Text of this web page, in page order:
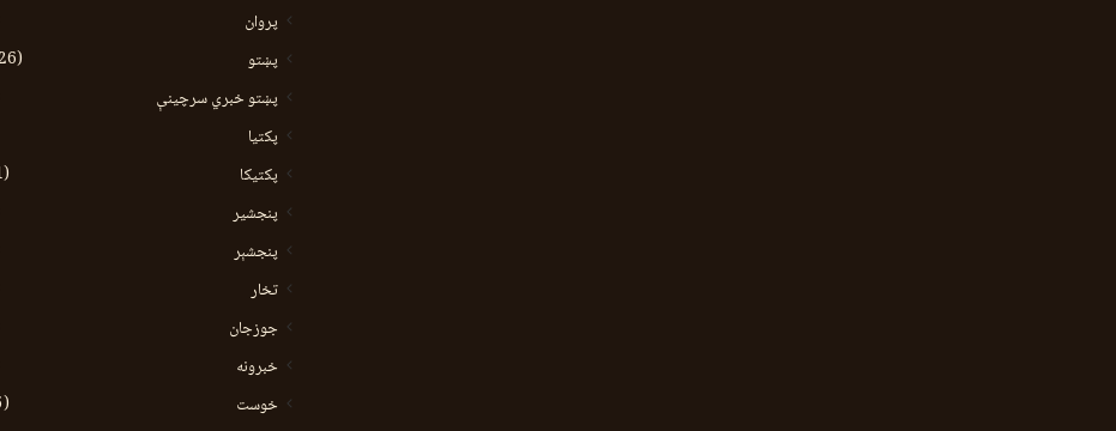
پروان
پښتو
(3،726)
پښتو خبري سرچينې
پکتيا
پکتیکا
(101)
پنجشیر
پنجشېر
تخار
جوزجان
خبرونه
خوست
(185)